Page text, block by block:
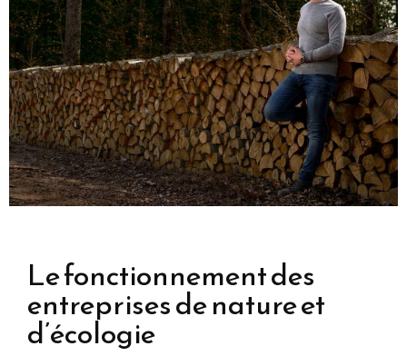
Le fonctionnement des
entreprises de nature et
d’écologie